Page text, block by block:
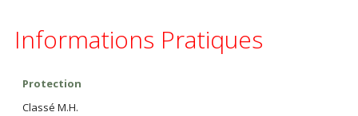
Informations Pratiques
Protection
Classé M.H.